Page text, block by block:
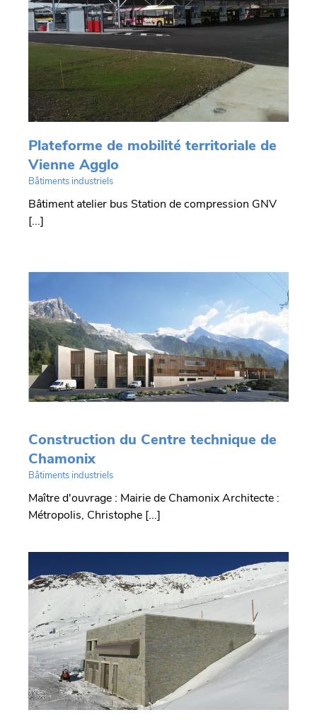
Plateforme de mobilité territoriale de
Vienne Agglo
Bâtiments industriels
Bâtiment atelier bus Station de compression GNV
[...]
Construction du Centre technique de
Chamonix
Bâtiments industriels
Maître d'ouvrage : Mairie de Chamonix Architecte :
Métropolis, Christophe [...]